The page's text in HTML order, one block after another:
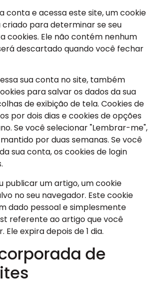
conta e acessa este site, um cookie
para determinar se seu
cookies. Ele não contém nenhum
descartado quando você fechar
sua conta no site, também
para salvar os dados da sua
de exibição de tela. Cookies de
por dois dias e cookies de opções
Se você selecionar "Lembrar-me",
por duas semanas. Se você
sua conta, os cookies de login
publicar um artigo, um cookie
no seu navegador. Este cookie
dado pessoal e simplesmente
referente ao artigo que você
expira depois de 1 dia.
de